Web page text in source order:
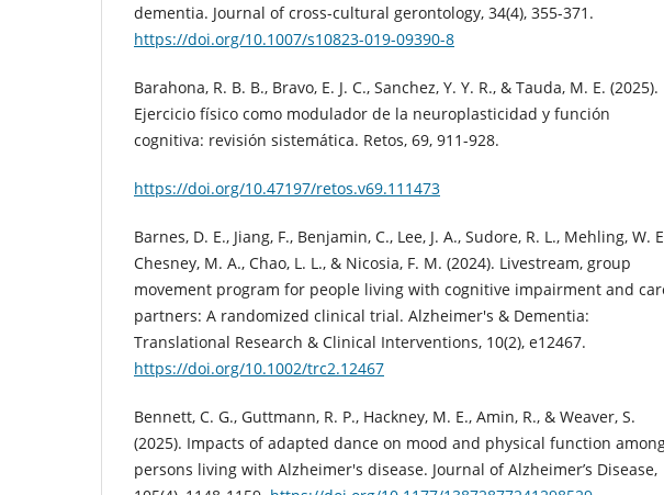
dementia. Journal of cross-cultural gerontology, 34(4), 355-371.
https://doi.org/10.1007/s10823-019-09390-8
Barahona, R. B. B., Bravo, E. J. C., Sanchez, Y. Y. R., & Tauda, M. E. (2025).
Ejercicio físico como modulador de la neuroplasticidad y función
cognitiva: revisión sistemática. Retos, 69, 911-928.
https://doi.org/10.47197/retos.v69.111473
Barnes, D. E., Jiang, F., Benjamin, C., Lee, J. A., Sudore, R. L., Mehling, W.
Chesney, M. A., Chao, L. L., & Nicosia, F. M. (2024). Livestream, group
movement program for people living with cognitive impairment and
partners: A randomized clinical trial. Alzheimer's & Dementia:
Translational Research & Clinical Interventions, 10(2), e12467.
https://doi.org/10.1002/trc2.12467
Bennett, C. G., Guttmann, R. P., Hackney, M. E., Amin, R., & Weaver, S.
(2025). Impacts of adapted dance on mood and physical function
persons living with Alzheimer's disease. Journal of Alzheimer’s Disease,